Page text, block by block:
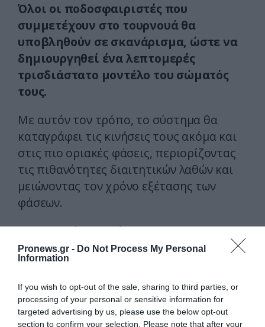
Pronews.gr - Do Not Process My Personal
Information
If you wish to opt-out of the sale, sharing to third parties, or
processing of your personal or sensitive information for
targeted advertising by us, please use the below opt-out
section to confirm your selection. Please note that after your
Όλοι οι ποδοσφαιριστές που
συμμετέχουν στο τουρνουά θα
υποβληθούν σε σκανάρισμα, ώστε να
δημιουργηθεί ένα λεπτομερές
τρισδιάστατο μοντέλο του σώματός
τους.
Με αυτόν τον τρόπο, το σύστημα θα
καταγράφει τις κινήσεις τους ακόμα και
στις πιο οριακές φάσεις, περιορίζοντας
τις πιθανότητες διαιτητικών λαθών και
μειώνοντας τον χρόνο εξέτασης των
φάσεων.
Στο Παγκόσμιο Κύπελλο του 2026 θα
κάνει ντεμπούτο και η πλατφόρμα
Football AI Pro, ένα ψηφιακό εργαλείο
για την πλήρη ανίχνευση παικτών και
ομάδων, το οποίο συνεισφέρει στη
διαχείριση δεδομένων και την